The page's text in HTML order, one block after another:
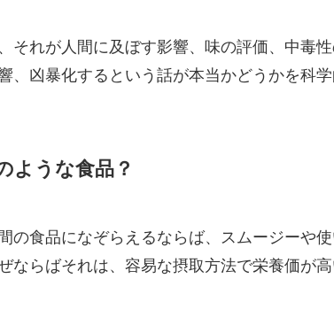
それが人間に及ぼす影響、味の評価、中毒
、凶暴化するという話が本当かどうかを科
ような食品？
の食品になぞらえるならば、スムージーや
ならばそれは、容易な摂取方法で栄養価が